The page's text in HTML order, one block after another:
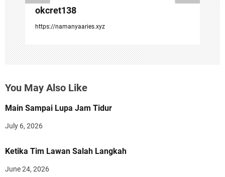
okcret138
https://namanyaaries.xyz
You May Also Like
Main Sampai Lupa Jam Tidur
July 6, 2026
Ketika Tim Lawan Salah Langkah
June 24, 2026